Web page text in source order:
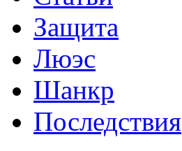
Защита
Люэс
Шанкр
Последствия